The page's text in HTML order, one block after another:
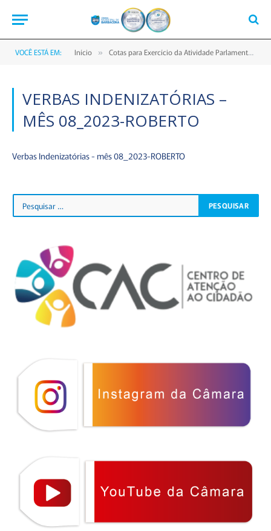
VOCÊ ESTÁ EM: Início » Cotas para Exercício da Atividade Parlamentar
VERBAS INDENIZATÓRIAS –
MÊS 08_2023-ROBERTO
Verbas Indenizatórias - mês 08_2023-ROBERTO